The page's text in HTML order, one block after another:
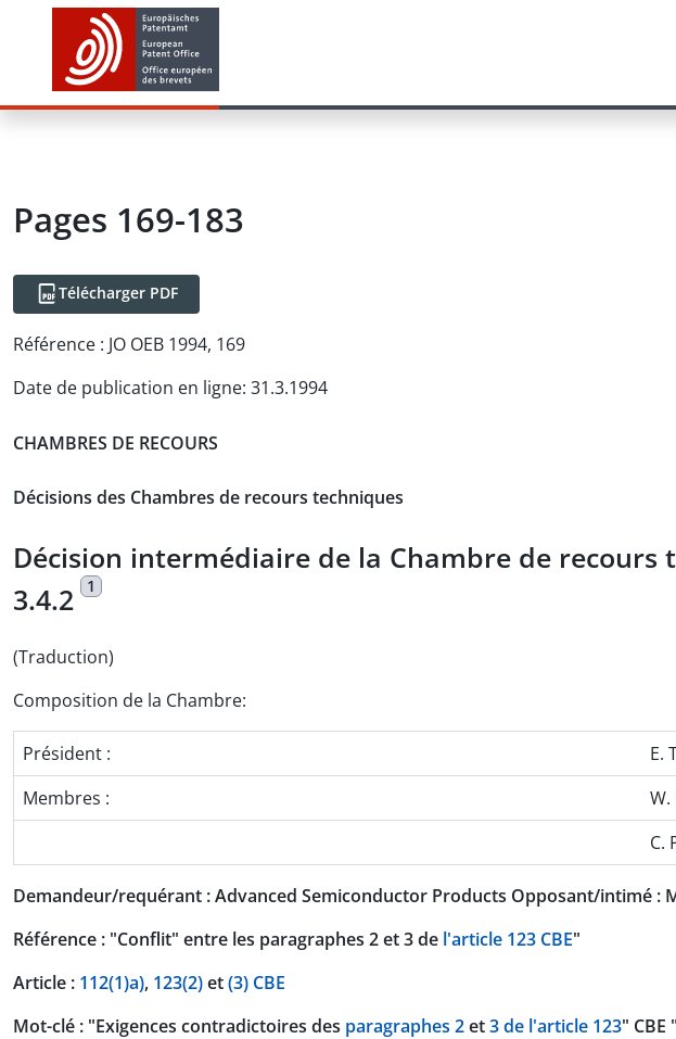
Pages 169-183
Télécharger PDF
Référence : JO OEB 1994, 169
Date de publication en ligne: 31.3.1994
CHAMBRES DE RECOURS
Décisions des Chambres de recours techniques
Décision intermédiaire de la Chambre de recours
3.4.2
1
(Traduction)
Composition de la Chambre:
Président :
E.
Membres :
C.
Demandeur/requérant : Advanced Semiconductor Products Opposant/intimé :
Référence : "Conflit" entre les paragraphes 2 et 3 de l'article 123 CBE"
Article : 112(1)a), 123(2)et(3) CBE
Mot-clé : "Exigences contradictoires des paragraphes 2et3 de l'article 123"